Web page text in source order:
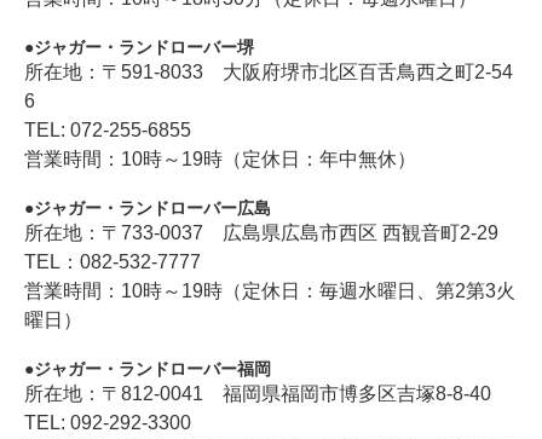
ジャガー・ランドローバー堺
所在地：〒591-8033 大阪府堺市北区百舌鳥西之町2-54
6
TEL: 072-255-6855
営業時間：10時～19時（定休日：年中無休）
ジャガー・ランドローバー広島
所在地：〒733-0037 広島県広島市西区 西観音町2-29
TEL：082-532-7777
営業時間：10時～19時（定休日：毎週水曜日、第2第3火
曜日）
ジャガー・ランドローバー福岡
所在地：〒812-0041 福岡県福岡市博多区吉塚8-8-40
TEL: 092-292-3300